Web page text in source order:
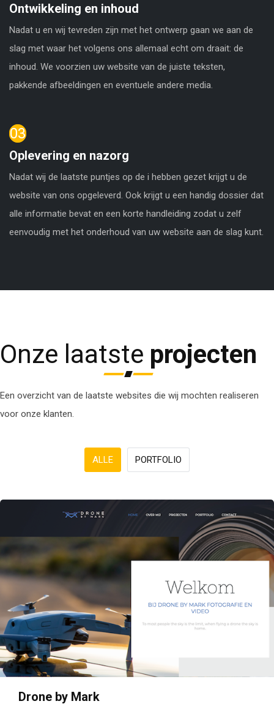
Ontwikkeling en inhoud
Nadat u en wij tevreden zijn met het ontwerp gaan we aan de
slag met waar het volgens ons allemaal echt om draait: de
inhoud. We voorzien uw website van de juiste teksten,
pakkende afbeeldingen en eventuele andere media.
03
Oplevering en nazorg
Nadat wij de laatste puntjes op de i hebben gezet krijgt u de
website van ons opgeleverd. Ook krijgt u een handig dossier dat
alle informatie bevat en een korte handleiding zodat u zelf
eenvoudig met het onderhoud van uw website aan de slag kunt.
Onze laatste projecten
Een overzicht van de laatste websites die wij mochten realiseren
voor onze klanten.
ALLE PORTFOLIO
Drone by Mark